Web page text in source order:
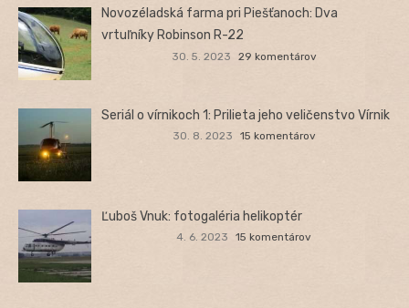
Novozéladská farma pri Piešťanoch: Dva
vrtuľníky Robinson R-22
30. 5. 2023 29 komentárov
Seriál o vírnikoch 1: Prilieta jeho veličenstvo Vírnik
30. 8. 2023 15 komentárov
Ľuboš Vnuk: fotogaléria helikoptér
4. 6. 2023 15 komentárov